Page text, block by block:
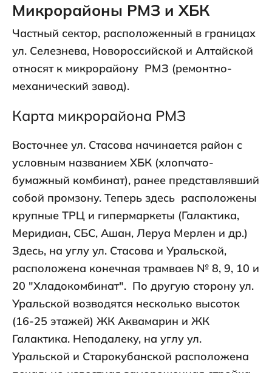
Микрорайоны РМЗ и ХБК
Частный сектор, расположенный в границах
ул. Селезнева, Новороссийской и Алтайской
относят к микрорайону РМЗ (ремонтно-
механический завод).
Карта микрорайона РМЗ
Восточнее ул. Стасова начинается район с
условным названием ХБК (хлопчато-
бумажный комбинат), ранее представлявший
собой промзону. Теперь здесь расположены
крупные ТРЦ и гипермаркеты (Галактика,
Меридиан, СБС, Ашан, Леруа Мерлен и др.)
Здесь, на углу ул. Стасова и Уральской,
расположена конечная трамваев № 8, 9, 10 и
20 "Хладокомбинат". По другую сторону ул.
Уральской возводятся несколько высоток
(16-25 этажей) ЖК Аквамарин и ЖК
Галактика. Неподалеку, на углу ул.
Уральской и Старокубанской расположена